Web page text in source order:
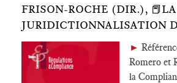
FRISON-ROCHE (DIR.), 📕LA
JURIDICTIONNALISATION
►
Romero et
la